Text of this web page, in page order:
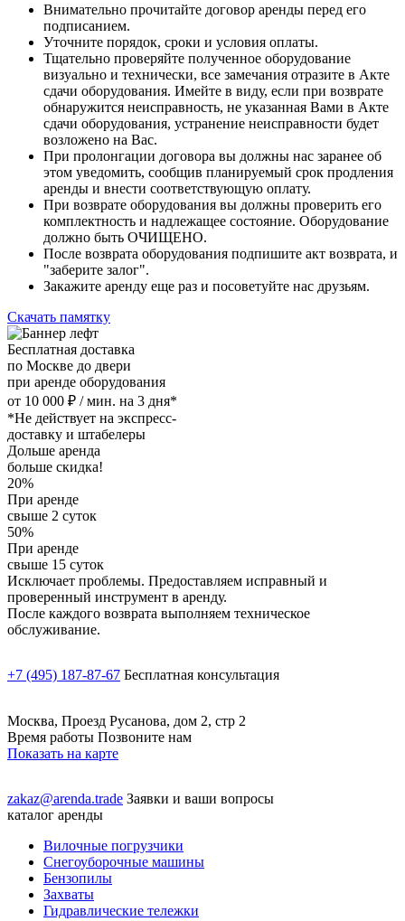
Внимательно прочитайте договор аренды перед его
подписанием.
Уточните порядок, сроки и условия оплаты.
Тщательно проверяйте полученное оборудование
визуально и технически, все замечания отразите в Акте
сдачи оборудования. Имейте в виду, если при возврате
обнаружится неисправность, не указанная Вами в Акте
сдачи оборудования, устранение неисправности будет
возложено на Вас.
При пролонгации договора вы должны нас заранее об
этом уведомить, сообщив планируемый срок продления
аренды и внести соответствующую оплату.
При возврате оборудования вы должны проверить его
комплектность и надлежащее состояние. Оборудование
должно быть ОЧИЩЕНО.
После возврата оборудования подпишите акт возврата, и
"заберите залог".
Закажите аренду еще раз и посоветуйте нас друзьям.
Скачать памятку
Бесплатная доставка
по Москве до двери
при аренде оборудования
от 10 000 ₽ / мин. на 3 дня*
*Не действует на экспресс-
доставку и штабелеры
Дольше аренда
больше скидка!
20%
При аренде
свыше 2 суток
50%
При аренде
свыше 15 суток
Исключает проблемы. Предоставляем исправный и
проверенный инструмент в аренду.
После каждого возврата выполняем техническое
обслуживание.
+7 (495) 187-87-67 Бесплатная консультация
Москва, Проезд Русанова, дом 2, стр 2
Время работы Позвоните нам
Показать на карте
zakaz@arenda.trade Заявки и ваши вопросы
каталог аренды
Вилочные погрузчики
Снегоуборочные машины
Бензопилы
Захваты
Гидравлические тележки